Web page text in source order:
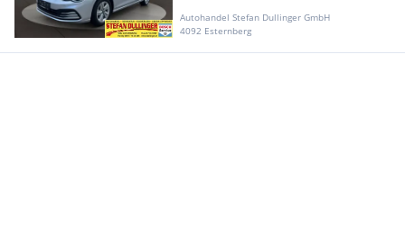
Autohandel Stefan Dullinger GmbH
4092 Esternberg